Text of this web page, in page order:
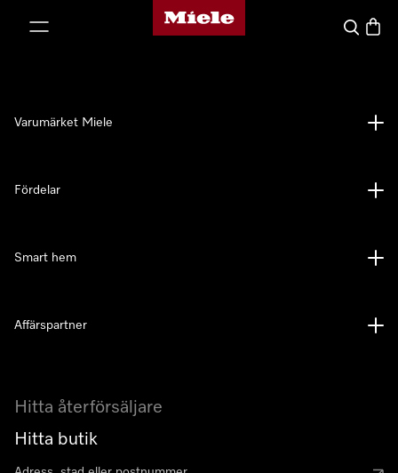
Mieles hemsida
Sök
Hitta återförsäljare
Hitta butik
Varumärket Miele
Fördelar
Smart hem
Affärspartner